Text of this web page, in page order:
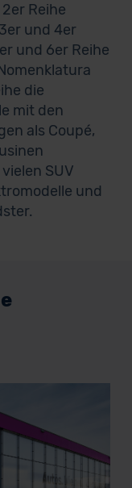
Reihe
und 4er
und 6er Reihe
die
mit den
als Coupé,
SUV
und